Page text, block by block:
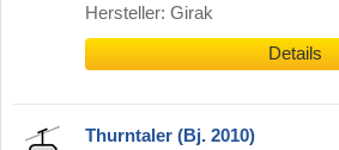
Hersteller: Girak
Details
Thurntaler (Bj. 2010)